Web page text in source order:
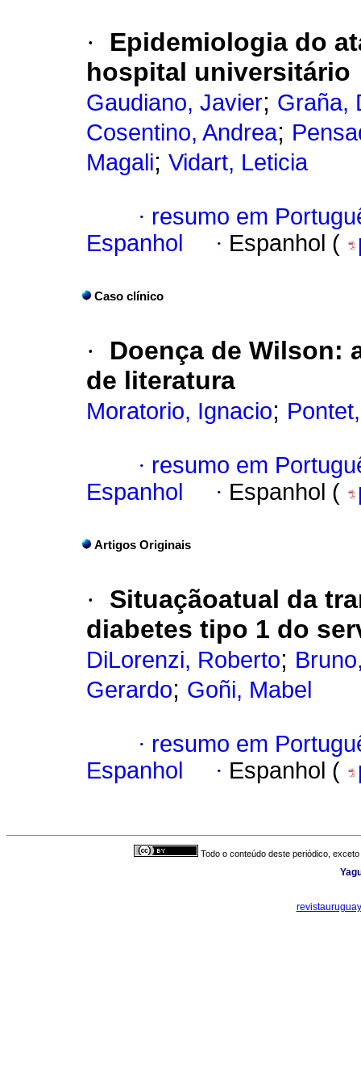
·
Epidemiologia do
hospital universitário
Gaudiano, Javier; Graña,
Cosentino, Andrea;
Magali; Vidart, Leticia
· resumo em
Espanhol
· Espanhol (
Caso clínico
·
Doença de Wilson:
de literatura
Moratorio, Ignacio;
· resumo em
Espanhol
· Espanhol (
Artigos Originais
·
Situaçãoatual da
diabetes tipo 1 do
DiLorenzi, Roberto;
Gerardo; Goñi, Mabel
· resumo em
Espanhol
· Espanhol (
Todo o conteúdo deste periódico,